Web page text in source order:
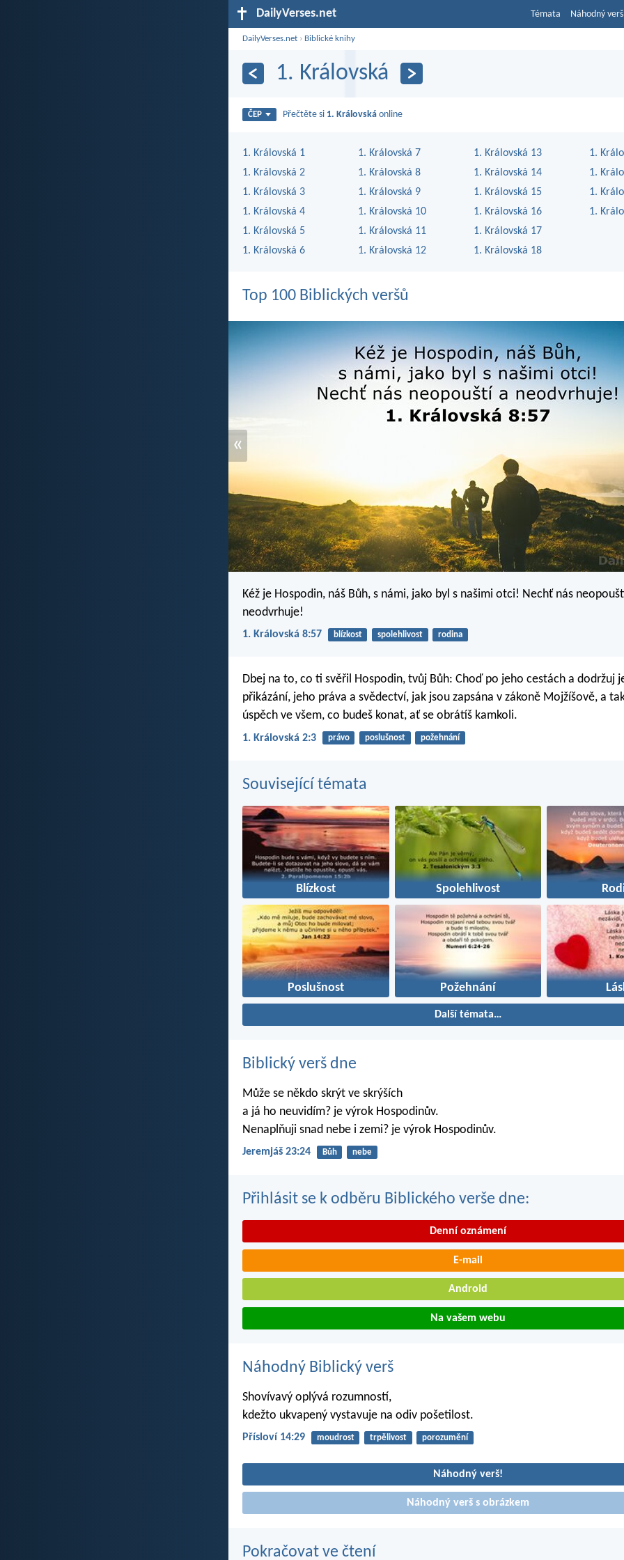
DailyVerses.net Témata Náhodný verš
DailyVerses.net › Biblické knihy
1. Královská
ČEP Přečtěte si 1. Královská online
1. Královská 1
1. Královská 2
1. Královská 3
1. Královská 4
1. Královská 5
1. Královská 6
1. Královská 7
1. Královská 8
1. Královská 9
1. Královská 10
1. Královská 11
1. Královská 12
1. Královská 13
1. Královská 14
1. Královská 15
1. Královská 16
1. Královská 17
1. Královská 18
1.
1.
1.
1.
Top 100 Biblických veršů
«
Kéž je Hospodin, náš Bůh, s námi, jako byl s našimi otci! Nechť nás
neodvrhuje!
1. Královská 8:57 blízkost spolehlivost rodina
Dbej na to, co ti svěřil Hospodin, tvůj Bůh: Choď po jeho cestách a dodržuj
přikázání, jeho práva a svědectví, jak jsou zapsána v zákoně Mojžíšově, a
úspěch ve všem, co budeš konat, ať se obrátíš kamkoli.
1. Královská 2:3 právo poslušnost požehnání
Související témata
Blízkost Spolehlivost
Poslušnost Požehnání
Další témata…
Biblický verš dne
Může se někdo skrýt ve skrýších
a já ho neuvidím? je výrok Hospodinův.
Nenaplňuji snad nebe i zemi? je výrok Hospodinův.
Jeremjáš 23:24 Bůh nebe
Přihlásit se k odběru Biblického verše dne:
Denní oznámení
E-mail
Android
Na vašem webu
Náhodný Biblický verš
Shovívavý oplývá rozumností,
kdežto ukvapený vystavuje na odiv pošetilost.
Přísloví 14:29 moudrost trpělivost porozumění
Náhodný verš!
Náhodný verš s obrázkem
Pokračovat ve čtení